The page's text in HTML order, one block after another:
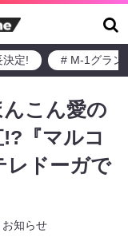
決定! # M-1グラン
んこん愛の
『マルコ
レドーガで
お知らせ